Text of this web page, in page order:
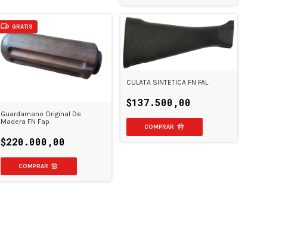
GRATIS
Guardamano Original De
Madera FN Fap
$220.000,00
CULATA SINTETICA FN FAL
$137.500,00